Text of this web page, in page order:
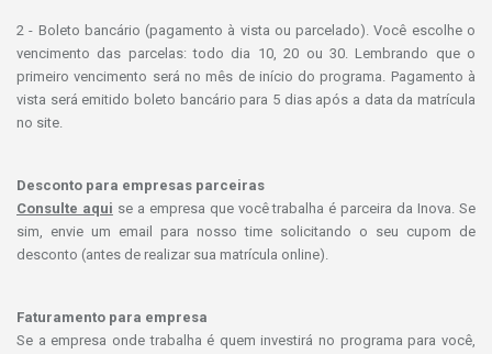
2 - Boleto bancário (pagamento à vista ou parcelado). Você escolhe o
vencimento das parcelas: todo dia 10, 20 ou 30. Lembrando que o
primeiro vencimento será no mês de início do programa. Pagamento à
vista será emitido boleto bancário para 5 dias após a data da matrícula
no site.
Desconto para empresas parceiras
Consulte aqui se a empresa que você trabalha é parceira da Inova. Se
sim, envie um email para nosso time solicitando o seu cupom de
desconto (antes de realizar sua matrícula online).
Faturamento para empresa
Se a empresa onde trabalha é quem investirá no programa para você,